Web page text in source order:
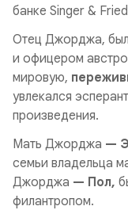
банке Singer &
Отец Джорджа,
и офицером
мировую,
увлекался
произведения.
Мать Джорджа —
семьи владельца
Джорджа — Пол,
филантропом.